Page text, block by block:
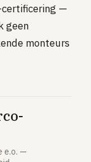
certificering —
geen
monteurs
e.o. —